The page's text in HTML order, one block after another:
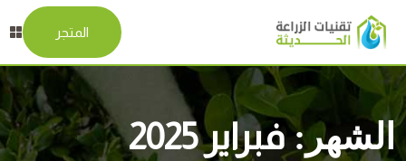
المتجر
الشهر:فبراير 2025